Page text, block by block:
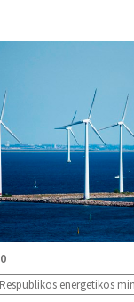
energetikos